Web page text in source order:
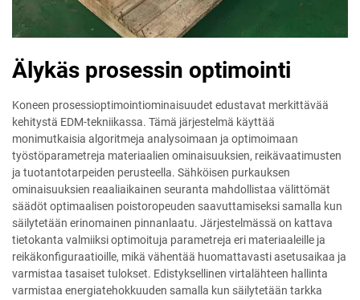
Älykäs prosessin optimointi
Koneen prosessioptimointiominaisuudet edustavat merkittävää
kehitystä EDM-tekniikassa. Tämä järjestelmä käyttää
monimutkaisia algoritmeja analysoimaan ja optimoimaan
työstöparametreja materiaalien ominaisuuksien, reikävaatimusten
ja tuotantotarpeiden perusteella. Sähköisen purkauksen
ominaisuuksien reaaliaikainen seuranta mahdollistaa välittömät
säädöt optimaalisen poistoropeuden saavuttamiseksi samalla kun
säilytetään erinomainen pinnanlaatu. Järjestelmässä on kattava
tietokanta valmiiksi optimoituja parametreja eri materiaaleille ja
reikäkonfiguraatioille, mikä vähentää huomattavasti asetusaikaa ja
varmistaa tasaiset tulokset. Edistyksellinen virtalähteen hallinta
varmistaa energiatehokkuuden samalla kun säilytetään tarkka